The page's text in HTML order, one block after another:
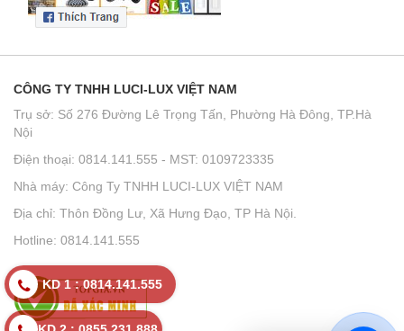
CÔNG TY TNHH LUCI-LUX VIỆT NAM
Trụ sở: Số 276 Đường Lê Trọng Tấn, Phường Hà Đông, TP.Hà
Nội
Điện thoại: 0814.141.555 - MST: 0109723335
Nhà máy: Công Ty TNHH LUCI-LUX VIỆT NAM
Địa chỉ: Thôn Đồng Lư, Xã Hưng Đạo, TP Hà Nội.
Hotline: 0814.141.555
KD 1 : 0814.141.555